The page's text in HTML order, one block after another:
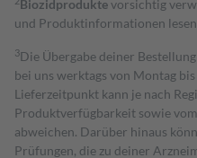
Biozidproduktevorsichtig
und Produktinformationen
3Die Übergabe deiner
bei uns werktags von Montag
Lieferzeitpunkt kann je nach
Produktverfügbarkeit sowie
abweichen. Darüber hinaus
Prüfungen, die zu deiner